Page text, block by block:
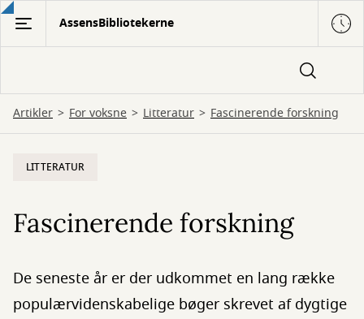
Gå
hovedindhold
AssensBibliotekerne
Artikler For voksne Litteratur Fascinerende forskning
LITTERATUR
Fascinerende forskning
De seneste år er der udkommet en lang række
populærvidenskabelige bøger skrevet af dygtige